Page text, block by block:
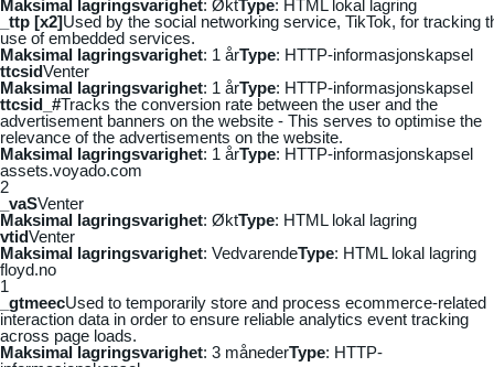
Maksimal lagringsvarighet: ØktType: HTML lokal lagring
_ttp [x2]Used by the social networking service, TikTok, for tracking
use of embedded services.
Maksimal lagringsvarighet: 1 årType: HTTP-informasjonskapsel
ttcsidVenter
Maksimal lagringsvarighet: 1 årType: HTTP-informasjonskapsel
ttcsid_#Tracks the conversion rate between the user and the
advertisement banners on the website - This serves to optimise the
relevance of the advertisements on the website.
Maksimal lagringsvarighet: 1 årType: HTTP-informasjonskapsel
assets.voyado.com
2
_vaSVenter
Maksimal lagringsvarighet: ØktType: HTML lokal lagring
vtidVenter
Maksimal lagringsvarighet: VedvarendeType: HTML lokal lagring
floyd.no
1
_gtmeecUsed to temporarily store and process ecommerce-related
interaction data in order to ensure reliable analytics event tracking
across page loads.
Maksimal lagringsvarighet: 3 månederType: HTTP-